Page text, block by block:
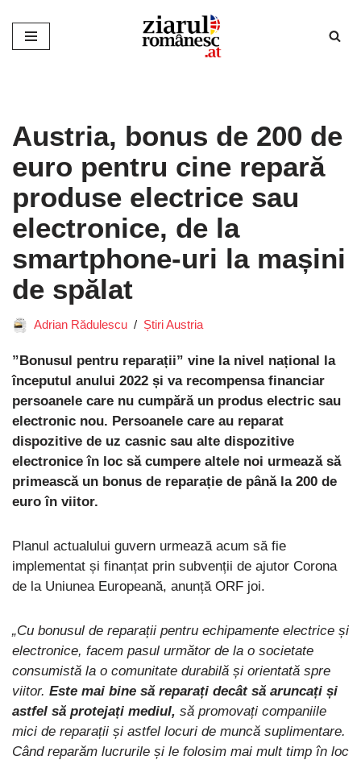
Sari
Austria, bonus de 200 de
euro pentru cine repară
produse electrice sau
electronice, de la
smartphone-uri la mașini
de spălat
Adrian Rădulescu Știri Austria
”Bonusul pentru reparații” vine la nivel național la
începutul anului 2022 și va recompensa financiar
persoanele care nu cumpără un produs electric sau
electronic nou. Persoanele care au reparat
dispozitive de uz casnic sau alte dispozitive
electronice în loc să cumpere altele noi urmează să
primească un bonus de reparație de până la 200 de
euro în viitor.
Planul actualului guvern urmează acum să fie
implementat și finanțat prin subvenții de ajutor Corona
de la Uniunea Europeană, anunță ORF joi.
„Cu bonusul de reparații pentru echipamente electrice și
electronice, facem pasul următor de la o societate
consumistă la o comunitate durabilă și orientată spre
viitor. Este mai bine să reparați decât să aruncați și
astfel să protejați mediul, să promovați companiile
mici de reparații și astfel locuri de muncă suplimentare.
Când reparăm lucrurile și le folosim mai mult timp în loc